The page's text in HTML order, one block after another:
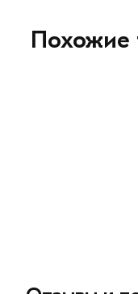
Похожие